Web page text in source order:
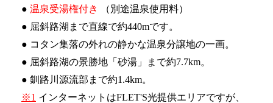
● 温泉受湯権付き
（別途温泉使用料）
● 屈斜路湖まで直線で約440mです。
● コタン集落の外れの静かな温泉分譲地の一画。
● 屈斜路湖の景勝地「砂湯」まで約7.7km。
● 釧路川源流部まで約1.4km。
※1 インターネットはFLET'S光提供エリアですが、